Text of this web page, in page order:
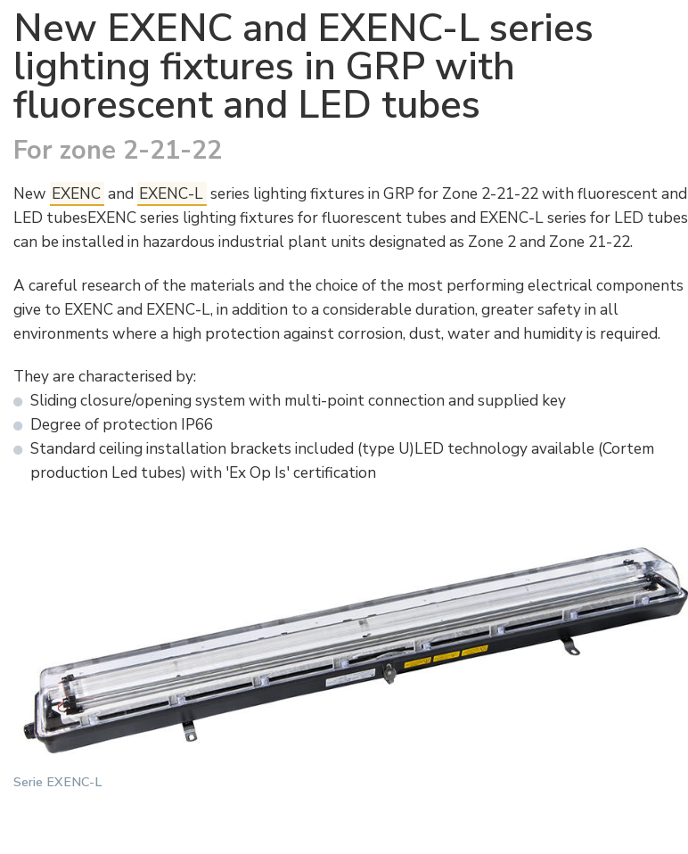
New EXENC and EXENC-L series
lighting fixtures in GRP with
fluorescent and LED tubes
For zone 2-21-22
New EXENC and EXENC-L series lighting fixtures in GRP for Zone 2-21-22 with fluorescent and
LED tubesEXENC series lighting fixtures for fluorescent tubes and EXENC-L series for LED tubes
can be installed in hazardous industrial plant units designated as Zone 2 and Zone 21-22.
A careful research of the materials and the choice of the most performing electrical components
give to EXENC and EXENC-L, in addition to a considerable duration, greater safety in all
environments where a high protection against corrosion, dust, water and humidity is required.
They are characterised by:
Sliding closure/opening system with multi-point connection and supplied key
Degree of protection IP66
Standard ceiling installation brackets included (type U)LED technology available (Cortem
production Led tubes) with 'Ex Op Is' certification
Serie EXENC-L